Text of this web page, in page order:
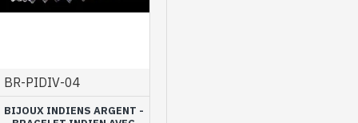
d’originalité et les
BR-PIDIV-04
BIJOUX INDIENS ARGENT -